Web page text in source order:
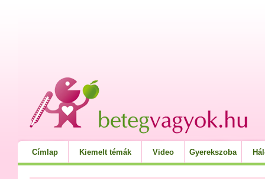
Címlap Kiemelt témák Video Gyerekszoba